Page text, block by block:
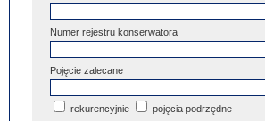
Numer rejestru konserwatora
Pojęcie zalecane
rekurencyjnie
pojęcia podrzędne